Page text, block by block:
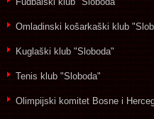
Omladinski košarkaški klub
Kuglaški klub "Sloboda"
Tenis klub "Sloboda"
Olimpijski komitet Bosne i